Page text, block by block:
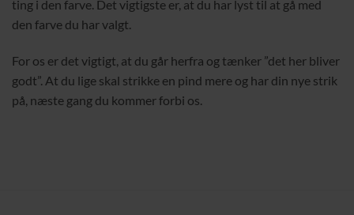
ting i den farve. Det vigtigste er, at du har lyst til at gå med
den farve du har valgt.
For os er det vigtigt, at du går herfra og tænker ”det her bliver
godt”. At du lige skal strikke en pind mere og har din nye strik
på, næste gang du kommer forbi os.